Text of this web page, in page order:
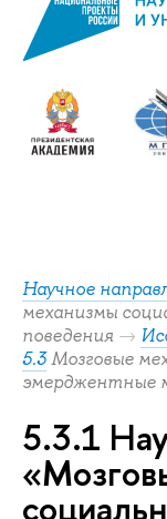
Научное
механизмы
поведения →
5.3Мозговые
эмерджентные
5.3.1